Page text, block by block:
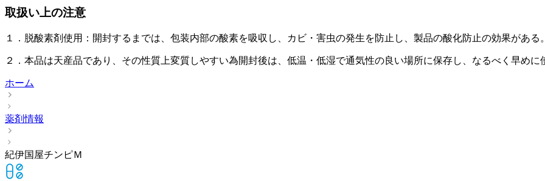
取扱い上の注意
１．脱酸素剤使用：開封するまでは、包装内部の酸素を吸収し、カビ・害虫の発生を防止し、製品の酸化防止の効果がある
２．本品は天産品であり、その性質上変質しやすい為開封後は、低温・低湿で通気性の良い場所に保存し、なるべく早めに
ホーム
薬剤情報
紀伊国屋チンピＭ